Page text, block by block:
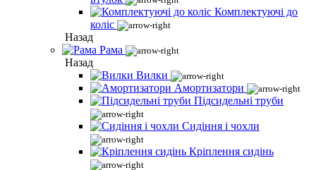
Комплектуючі до
коліс
Назад
Рама
Назад
Вилки
Амортизатори
Підсидельні труби
Сидіння і чохли
Кріплення сидінь